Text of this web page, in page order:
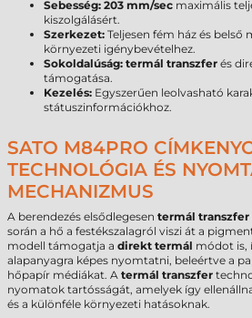
Sebesség: 203 mm/sec maximális
kiszolgálásért.
Szerkezet: Teljesen fém ház és belső
környezeti igénybevételhez.
Sokoldalúság: termál transzfer és
támogatása.
Kezelés: Egyszerűen leolvasható
státuszinformációkhoz.
SATO M84PRO
TECHNOLÓGIA ÉS
MECHANIZMUS
A berendezés elsődlegesen termál transzfer
során a hő a festékszalagról viszi át a
modell támogatja a direkt termál módot is,
alapanyagra képes nyomtatni, beleértve a
hőpapír médiákat. A termál transzfer
nyomatok tartósságát, amelyek így
és a különféle környezeti hatásoknak.